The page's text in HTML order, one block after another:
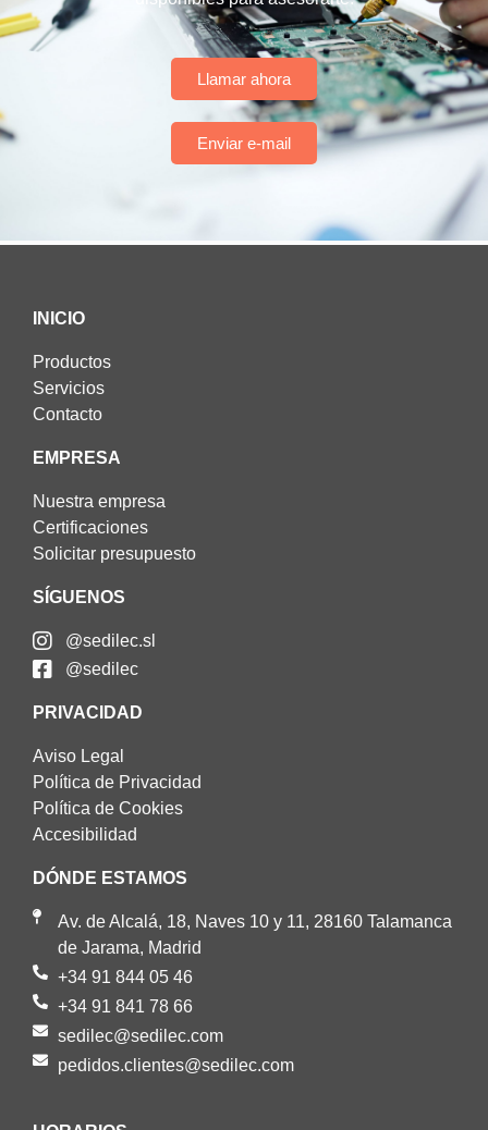
Llamar ahora
Enviar e-mail
INICIO
Productos
Servicios
Contacto
EMPRESA
Nuestra empresa
Certificaciones
Solicitar presupuesto
SÍGUENOS
@sedilec.sl
@sedilec
PRIVACIDAD
Aviso Legal
Política de Privacidad
Política de Cookies
Accesibilidad
DÓNDE ESTAMOS
Av. de Alcalá, 18, Naves 10 y 11, 28160 Talamanca
de Jarama, Madrid
+34 91 844 05 46
+34 91 841 78 66
sedilec@sedilec.com
pedidos.clientes@sedilec.com